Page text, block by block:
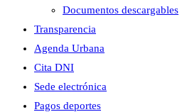
Documentos descargables
Transparencia
Agenda Urbana
Cita DNI
Sede electrónica
Pagos deportes